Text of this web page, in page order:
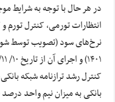
در هر حال با توجه به شرایط
انتظارات تورمی، کنترل
کنترل رشد ترازنامه شبکه